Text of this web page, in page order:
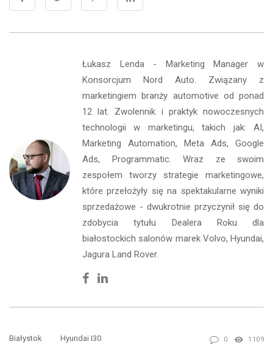
Łukasz Lenda - Marketing Manager w
Konsorcjum Nord Auto. Związany z
marketingiem branży automotive od ponad
12 lat. Zwolennik i praktyk nowoczesnych
technologii w marketingu, takich jak: AI,
Marketing Automation, Meta Ads, Google
Ads, Programmatic. Wraz ze swoim
zespołem tworzy strategie marketingowe,
które przełożyły się na spektakularne wyniki
sprzedażowe - dwukrotnie przyczynił się do
zdobycia tytułu Dealera Roku dla
białostockich salonów marek Volvo, Hyundai,
Jagura Land Rover.
Facebook
Linkedin
Białystok
Hyundai I30
0 1109